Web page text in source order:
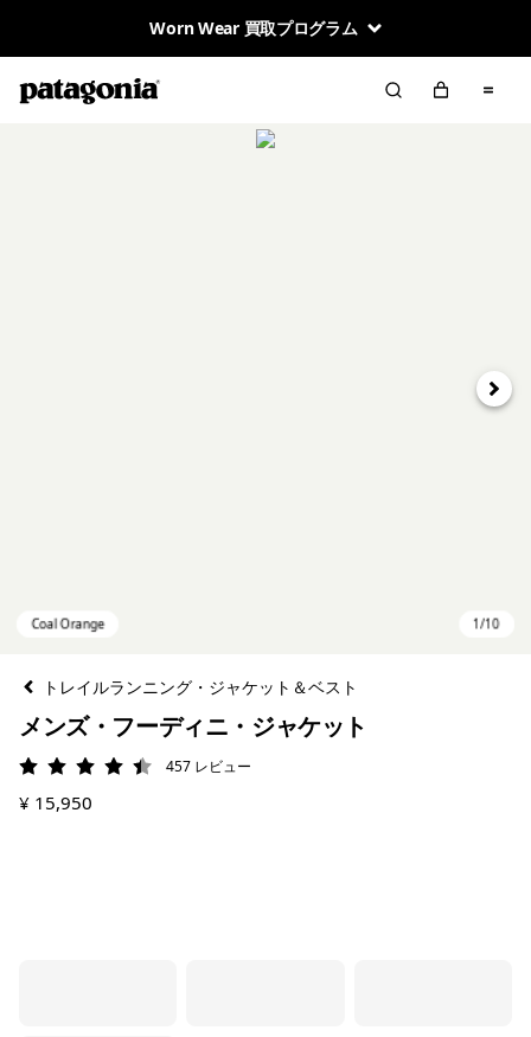
Worn Wear 買取プログラム
次へ
トレイルランニング・ジャケット＆ベスト
メンズ・フーディニ・ジャケット
評価: 4.5 / 5457 レビュー
¥ 15,950